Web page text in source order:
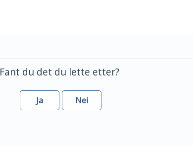
Fant du det du lette etter?
Ja Nei